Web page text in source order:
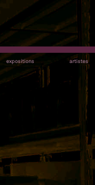
expositions artistes